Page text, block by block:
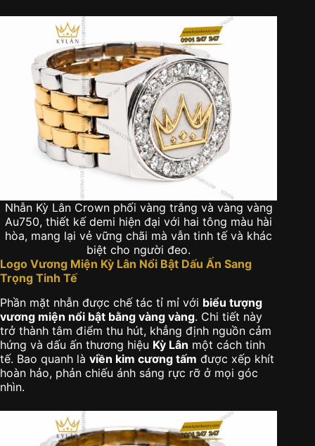
Nhẫn Kỳ Lân Crown phối vàng trắng và vàng vàng
Au750, thiết kế demi hiện đại với hai tông màu hài
hòa, mang lại vẻ vững chãi mà vẫn tinh tế và khác
biệt cho người đeo.
Logo Vương Miện Kỳ Lân Nổi Bật Dấu Ấn Sang
Trọng Tinh Tế
Phần mặt nhẫn được chế tác tỉ mỉ với biểu tượng
vương miện nổi bật bằng vàng vàng. Chi tiết này
trở thành tâm điểm thu hút, khẳng định nguồn cảm
hứng và dấu ấn thương hiệu Kỳ Lân một cách tinh
tế. Bao quanh là viền kim cương tấm được xếp khít
hoàn hảo, phản chiếu ánh sáng rực rỡ ở mọi góc
nhìn.